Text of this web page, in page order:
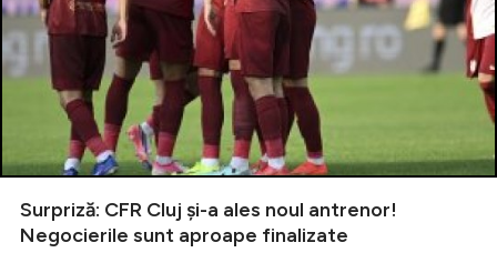
Surpriză: CFR Cluj și-a ales noul antrenor!
Negocierile sunt aproape finalizate